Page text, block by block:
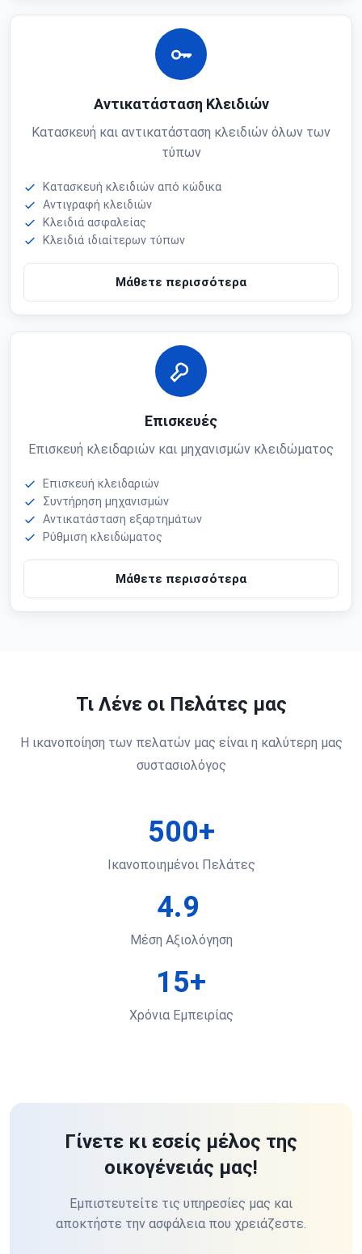
Αντικατάσταση Κλειδιών
Κατασκευή και αντικατάσταση κλειδιών όλων των
τύπων
Κατασκευή κλειδιών από κώδικα
Αντιγραφή κλειδιών
Κλειδιά ασφαλείας
Κλειδιά ιδιαίτερων τύπων
Μάθετε περισσότερα
Επισκευές
Επισκευή κλειδαριών και μηχανισμών κλειδώματος
Επισκευή κλειδαριών
Συντήρηση μηχανισμών
Αντικατάσταση εξαρτημάτων
Ρύθμιση κλειδώματος
Μάθετε περισσότερα
Τι Λένε οι Πελάτες μας
Η ικανοποίηση των πελατών μας είναι η καλύτερη μας
συστασιολόγος
500+
Ικανοποιημένοι Πελάτες
4.9
Μέση Αξιολόγηση
15+
Χρόνια Εμπειρίας
Γίνετε κι εσείς μέλος της
οικογένειάς μας!
Εμπιστευτείτε τις υπηρεσίες μας και
αποκτήστε την ασφάλεια που χρειάζεστε.